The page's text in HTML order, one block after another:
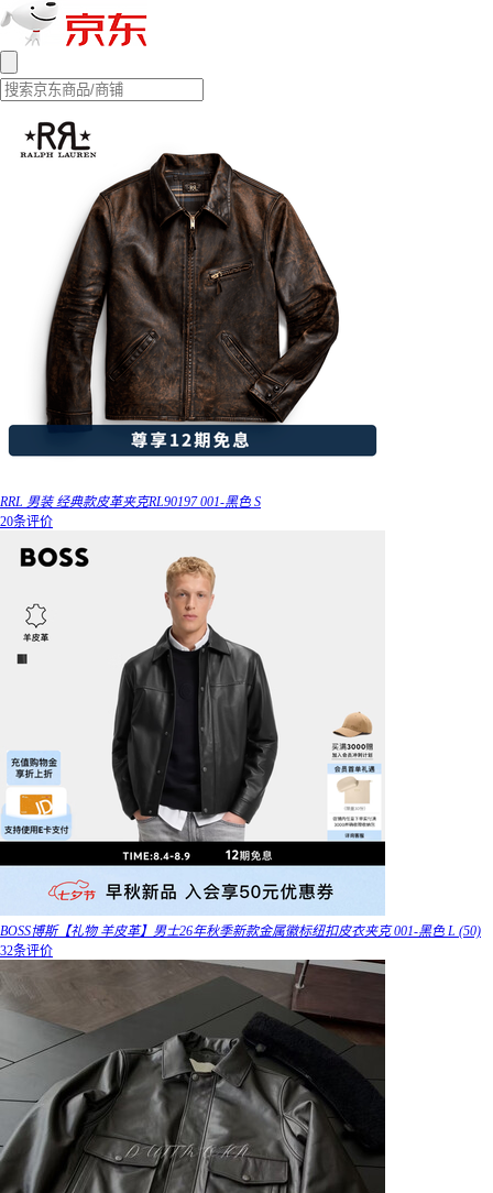
RRL 男装 经典款皮革夹克RL90197 001-黑色 S
20条评价
BOSS博斯【礼物 羊皮革】男士26年秋季新款金属徽标纽扣皮衣夹克 001-黑色 L (50)
32条评价